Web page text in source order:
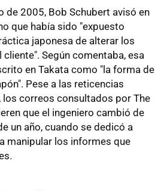
de 2005, Bob Schubert avisó en
que había sido "expuesto
japonesa de alterar los
Según comentaba, esa
en Takata como "la forma de
Pese a las reticencias
los correos consultados por The
que el ingeniero cambió de
un año, cuando se dedicó a
manipular los informes que